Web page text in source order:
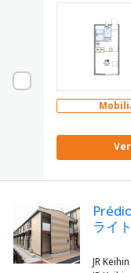
ライト
JR